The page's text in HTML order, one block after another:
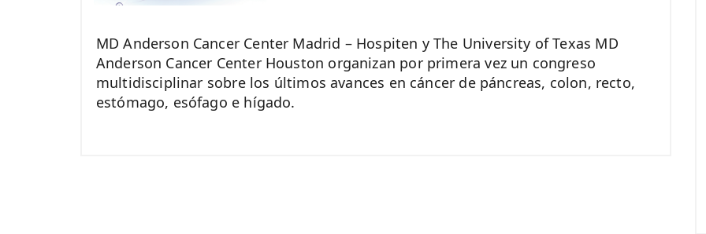
MD Anderson Cancer Center Madrid – Hospiten y The University of Texas MD
Anderson Cancer Center Houston organizan por primera vez un congreso
multidisciplinar sobre los últimos avances en cáncer de páncreas, colon, recto,
estómago, esófago e hígado.